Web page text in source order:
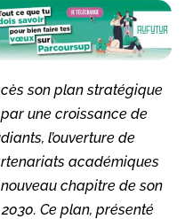
son plan stratégique
une croissance de
l’ouverture de
académiques
nouveau chapitre de son
Ce plan, présenté